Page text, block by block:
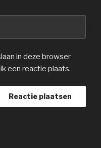
in deze browser
een reactie plaats.